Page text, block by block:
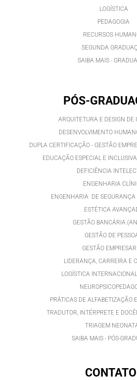
LOGÍSTICA
PEDAGOGIA
RECURSOS
SEGUNDA
SAIBA MAIS -
PÓS-
ARQUITETURA E DESIGN DE
DESENVOLVIMENTO
DUPLA CERTIFICAÇÃO - GESTÃO
EDUCAÇÃO ESPECIAL E
DEFICIÊNCIA
ENGENHARIA
ENGENHARIA DE SEGURANÇA
ESTÉTICA
GESTÃO BANCÁRIA
GESTÃO DE
GESTÃO
LIDERANÇA, CARREIRA E
LOGÍSTICA
PRÁTICAS DE ALFABETIZAÇÃO
TRADUTOR, INTÉRPRETE E
TRIAGEM
SAIBA MAIS - PÓS-
CONTATO